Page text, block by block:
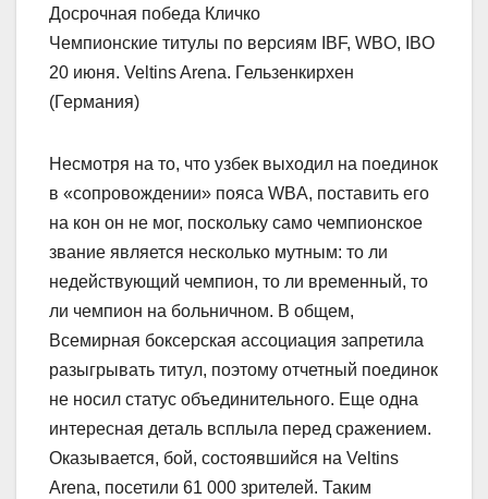
Досрочная победа Кличко
Чемпионские титулы по версиям IBF, WBO, IBO
20 июня. Veltins Arena. Гельзенкирхен
(Германия)
Несмотря на то, что узбек выходил на поединок
в «сопровождении» пояса WBA, поставить его
на кон он не мог, поскольку само чемпионское
звание является несколько мутным: то ли
недействующий чемпион, то ли временный, то
ли чемпион на больничном. В общем,
Всемирная боксерская ассоциация запретила
разыгрывать титул, поэтому отчетный поединок
не носил статус объединительного. Еще одна
интересная деталь всплыла перед сражением.
Оказывается, бой, состоявшийся на Veltins
Arena, посетили 61 000 зрителей. Таким